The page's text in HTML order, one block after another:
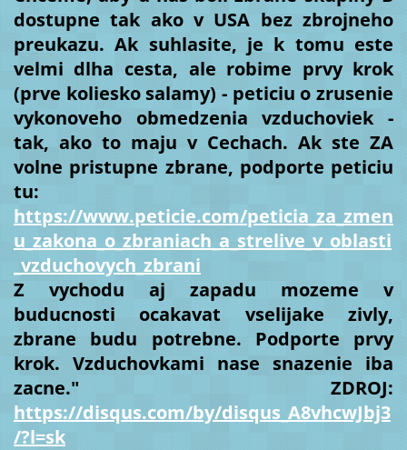
dostupne tak ako v USA bez zbrojneho
preukazu. Ak suhlasite, je k tomu este
velmi dlha cesta, ale robime prvy krok
(prve koliesko salamy) - peticiu o zrusenie
vykonoveho obmedzenia vzduchoviek -
tak, ako to maju v Cechach. Ak ste ZA
volne pristupne zbrane, podporte peticiu
tu:
https://www.peticie.com/peticia_za_zmen
u_zakona_o_zbraniach_a_strelive_v_oblasti
_vzduchovych_zbrani
Z vychodu aj zapadu mozeme v
buducnosti ocakavat vselijake zivly,
zbrane budu potrebne. Podporte prvy
krok. Vzduchovkami nase snazenie iba
zacne." ZDROJ:
https://disqus.com/by/disqus_A8vhcwJbj3
/?l=sk